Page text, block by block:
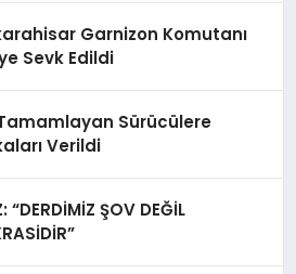
Garnizon Komutanı
Sevk Edildi
Sürücülere
Verildi
“DERDİMİZ ŞOV DEĞİL